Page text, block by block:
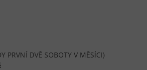
PRVNÍ DVĚ SOBOTY V MĚSÍCI)